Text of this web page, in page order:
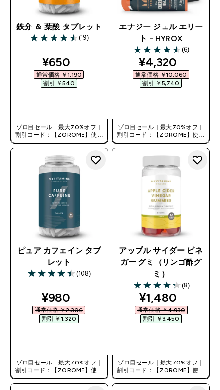
鉄分 ＆ 葉酸 タブレット
4.58 out of 5 stars
(19)
discounted price
¥650‎
通常価格 ￥1,190‎
割引 ￥540‎
ゾロ目セール｜最大70%オフ｜
割引コード：【ZOROME】使用
で追加10%オフ！
エナジー ジェル エリー
ト - HYROX
4.5 out of 5 stars
(6)
discounted
¥4,320‎
通常価格 ￥10,060‎
割引 ￥5,740‎
ゾロ目セール｜最大70%オフ｜
割引コード：【ZOROME】使用
で追加10%オフ！
ピュア カフェイン タブ
レット
4.47 out of 5 stars
(108)
discounted price
¥980‎
通常価格 ￥2,300‎
割引 ￥1,320‎
ゾロ目セール｜最大70%オフ｜
割引コード：【ZOROME】使用
で追加10%オフ！
アップル サイダー ビネ
ガー グミ（リンゴ酢グ
ミ）
4.25 out of 5 stars
(8)
discounted
¥1,480‎
通常価格 ￥4,930‎
割引 ￥3,450‎
ゾロ目セール｜最大70%オフ｜
割引コード：【ZOROME】使用
で追加10%オフ！